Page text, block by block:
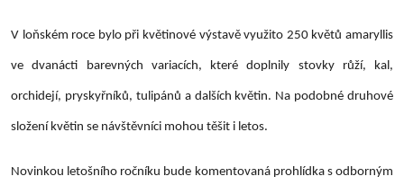
V loňském roce bylo při květinové výstavě využito 250 květů amaryllis
ve dvanácti barevných variacích, které doplnily stovky růží, kal,
orchidejí, pryskyřníků, tulipánů a dalších květin. Na podobné druhové
složení květin se návštěvníci mohou těšit i letos.
Novinkou letošního ročníku bude komentovaná prohlídka s odborným